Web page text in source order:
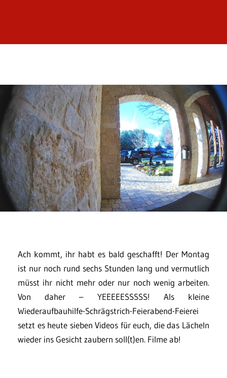
Ach kommt, ihr habt es bald geschafft! Der Montag
ist nur noch rund sechs Stunden lang und vermutlich
müsst ihr nicht mehr oder nur noch wenig arbeiten.
Von daher – YEEEEESSSSS! Als kleine
Wiederaufbauhilfe-Schrägstrich-Feierabend-Feierei
setzt es heute sieben Videos für euch, die das Lächeln
wieder ins Gesicht zaubern soll(t)en. Filme ab!